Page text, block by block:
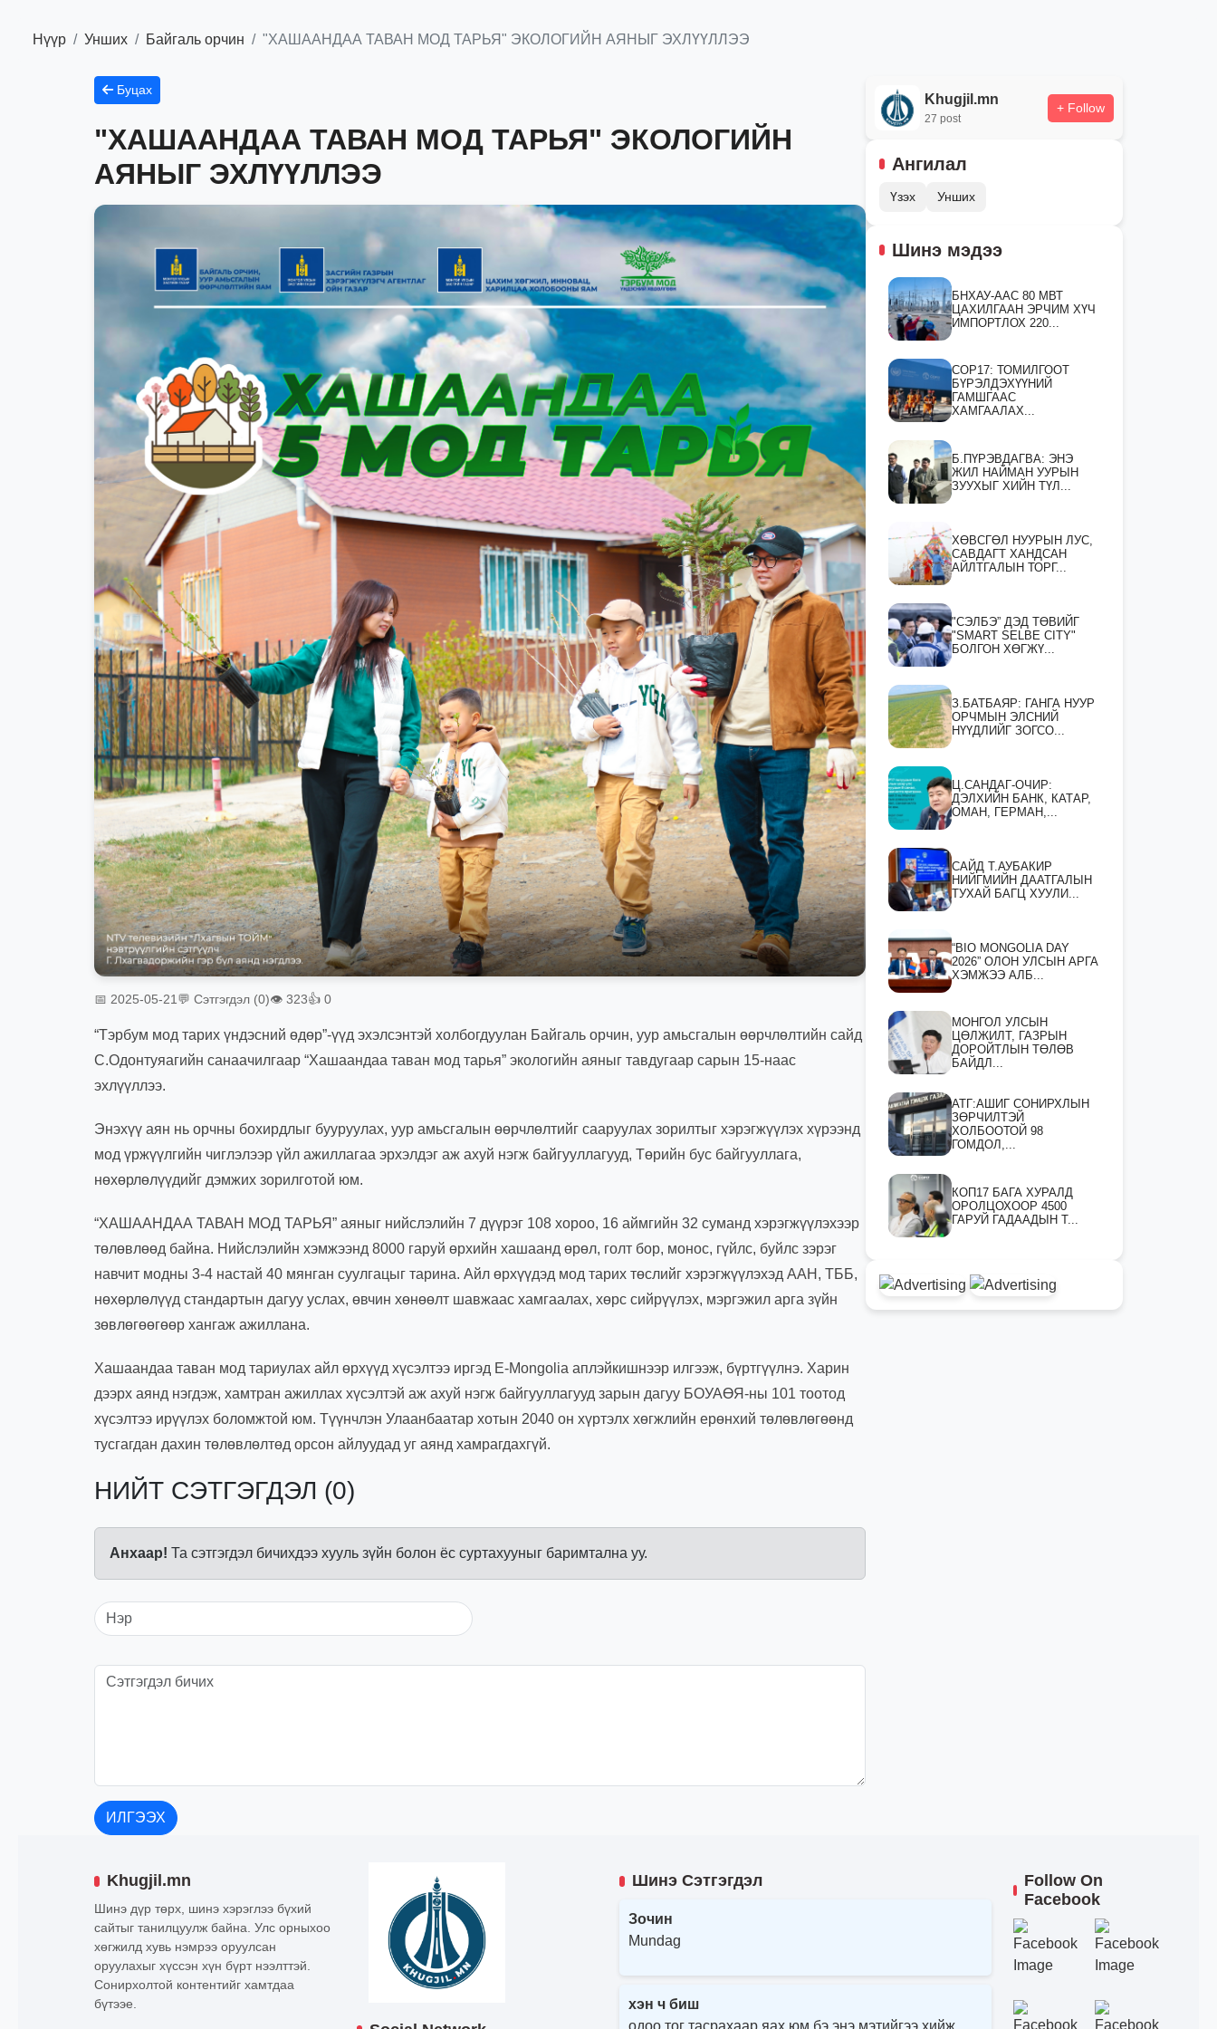
Нүүр Унших Байгаль орчин "ХАШААНДАА ТАВАН МОД ТАРЬЯ" ЭКОЛОГИЙН АЯНЫГ ЭХЛҮҮЛЛЭЭ
Буцах
"ХАШААНДАА ТАВАН МОД ТАРЬЯ" ЭКОЛОГИЙН
АЯНЫГ ЭХЛҮҮЛЛЭЭ
📅 2025-05-21 💬 Сэтгэгдэл (0)👁 323👍 0
“Тэрбум мод тарих үндэсний өдөр”-үүд эхэлсэнтэй холбогдуулан Байгаль орчин, уур амьсгалын өөрчлөлтийн сайд
С.Одонтуяагийн санаачилгаар “Хашаандаа таван мод тарья” экологийн аяныг тавдугаар сарын 15-наас
эхлүүллээ.
Энэхүү аян нь орчны бохирдлыг бууруулах, уур амьсгалын өөрчлөлтийг сааруулах зорилтыг хэрэгжүүлэх хүрээнд
мод үржүүлгийн чиглэлээр үйл ажиллагаа эрхэлдэг аж ахуй нэгж байгууллагууд, Төрийн бус байгууллага,
нөхөрлөлүүдийг дэмжих зорилготой юм.
“ХАШААНДАА ТАВАН МОД ТАРЬЯ” аяныг нийслэлийн 7 дүүрэг 108 хороо, 16 аймгийн 32 суманд хэрэгжүүлэхээр
төлөвлөөд байна. Нийслэлийн хэмжээнд 8000 гаруй өрхийн хашаанд өрөл, голт бор, монос, гүйлс, буйлс зэрэг
навчит модны 3-4 настай 40 мянган суулгацыг тарина. Айл өрхүүдэд мод тарих төслийг хэрэгжүүлэхэд ААН, ТББ,
нөхөрлөлүүд стандартын дагуу услах, өвчин хөнөөлт шавжаас хамгаалах, хөрс сийрүүлэх, мэргэжил арга зүйн
зөвлөгөөгөөр хангаж ажиллана.
Хашаандаа таван мод тариулах айл өрхүүд хүсэлтээ иргэд E-Mongolia аплэйкишнээр илгээж, бүртгүүлнэ. Харин
дээрх аянд нэгдэж, хамтран ажиллах хүсэлтэй аж ахуй нэгж байгууллагууд зарын дагуу БОУАӨЯ-ны 101 тоотод
хүсэлтээ ирүүлэх боломжтой юм. Түүнчлэн Улаанбаатар хотын 2040 он хүртэлх хөгжлийн ерөнхий төлөвлөгөөнд
тусгагдан дахин төлөвлөлтөд орсон айлуудад уг аянд хамрагдахгүй.
НИЙТ СЭТГЭГДЭЛ (0)
Анхаар! Та сэтгэгдэл бичихдээ хууль зүйн болон ёс суртахууныг баримтална уу.
ИЛГЭЭХ
Khugjil.mn
27 post
+ Follow
Ангилал
Үзэх Унших
Шинэ мэдээ
БНХАУ-ААС 80 МВТ
ЦАХИЛГААН ЭРЧИМ ХҮЧ
ИМПОРТЛОХ 220...
СOP17: ТОМИЛГООТ
БҮРЭЛДЭХҮҮНИЙ
ГАМШГААС
ХАМГААЛАХ...
Б.ПҮРЭВДАГВА: ЭНЭ
ЖИЛ НАЙМАН УУРЫН
ЗУУХЫГ ХИЙН ТҮЛ...
ХӨВСГӨЛ НУУРЫН ЛУС,
САВДАГТ ХАНДСАН
АЙЛТГАЛЫН ТОРГ...
"СЭЛБЭ” ДЭД ТӨВИЙГ
"SMART SELBE CITY"
БОЛГОН ХӨГЖҮ...
З.БАТБАЯР: ГАНГА НУУР
ОРЧМЫН ЭЛСНИЙ
НҮҮДЛИЙГ ЗОГСО...
Ц.САНДАГ-ОЧИР:
ДЭЛХИЙН БАНК, КАТАР,
ОМАН, ГЕРМАН,...
САЙД Т.АУБАКИР
НИЙГМИЙН ДААТГАЛЫН
ТУХАЙ БАГЦ ХУУЛИ...
“BIO MONGOLIA DAY
2026” ОЛОН УЛСЫН АРГА
ХЭМЖЭЭ АЛБ...
МОНГОЛ УЛСЫН
ЦӨЛЖИЛТ, ГАЗРЫН
ДОРОЙТЛЫН ТӨЛӨВ
БАЙДЛ...
АТГ:АШИГ СОНИРХЛЫН
ЗӨРЧИЛТЭЙ
ХОЛБООТОЙ 98
ГОМДОЛ,...
КОП17 БАГА ХУРАЛД
ОРОЛЦОХООР 4500
ГАРУЙ ГАДААДЫН Т...
Khugjil.mn
Шинэ дүр төрх, шинэ хэрэглээ бүхий
сайтыг танилцуулж байна. Улс орныхоо
хөгжилд хувь нэмрээ оруулсан
оруулахыг хүссэн хүн бүрт нээлттэй.
Сонирхолтой контентийг хамтдаа
бүтээе.
Шинэ Сэтгэгдэл
Зочин
Mundag
хэн ч биш
одоо тог тасрахаар яах юм бэ энэ мэтийгээ хийж
Follow On
Facebook